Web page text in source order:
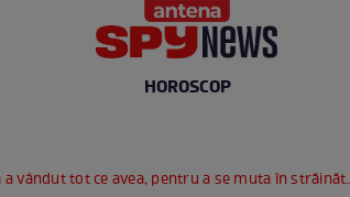
HOROSCOP
tot ce avea, pentru a se muta în străinătate cu fostul iubit: “Nu mai am casă, mașină”